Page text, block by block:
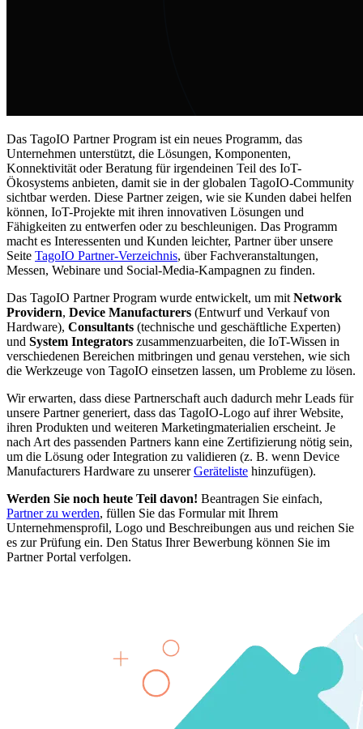
Das TagoIO Partner Program ist ein neues Programm, das
Unternehmen unterstützt, die Lösungen, Komponenten,
Konnektivität oder Beratung für irgendeinen Teil des IoT-
Ökosystems anbieten, damit sie in der globalen TagoIO-Community
sichtbar werden. Diese Partner zeigen, wie sie Kunden dabei helfen
können, IoT-Projekte mit ihren innovativen Lösungen und
Fähigkeiten zu entwerfen oder zu beschleunigen. Das Programm
macht es Interessenten und Kunden leichter, Partner über unsere
Seite TagoIO Partner-Verzeichnis, über Fachveranstaltungen,
Messen, Webinare und Social-Media-Kampagnen zu finden.
Das TagoIO Partner Program wurde entwickelt, um mit Network
Providern, Device Manufacturers (Entwurf und Verkauf von
Hardware), Consultants (technische und geschäftliche Experten)
und System Integrators zusammenzuarbeiten, die IoT-Wissen in
verschiedenen Bereichen mitbringen und genau verstehen, wie sich
die Werkzeuge von TagoIO einsetzen lassen, um Probleme zu lösen.
Wir erwarten, dass diese Partnerschaft auch dadurch mehr Leads für
unsere Partner generiert, dass das TagoIO-Logo auf ihrer Website,
ihren Produkten und weiteren Marketingmaterialien erscheint. Je
nach Art des passenden Partners kann eine Zertifizierung nötig sein,
um die Lösung oder Integration zu validieren (z. B. wenn Device
Manufacturers Hardware zu unsererGeräteliste hinzufügen).
Werden Sie noch heute Teil davon! Beantragen Sie einfach,
Partner zu werden, füllen Sie das Formular mit Ihrem
Unternehmensprofil, Logo und Beschreibungen aus und reichen Sie
es zur Prüfung ein. Den Status Ihrer Bewerbung können Sie im
Partner Portal verfolgen.